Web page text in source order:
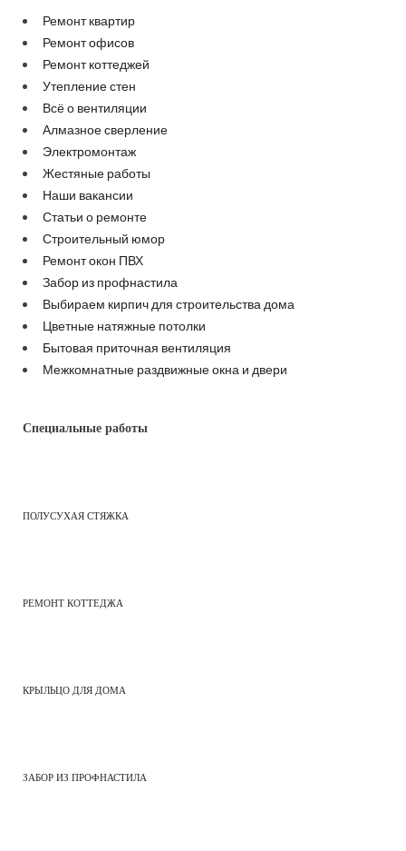
Ремонт квартир
Ремонт офисов
Ремонт коттеджей
Утепление стен
Всё о вентиляции
Алмазное сверление
Электромонтаж
Жестяные работы
Наши вакансии
Статьи о ремонте
Строительный юмор
Ремонт окон ПВХ
Забор из профнастила
Выбираем кирпич для строительства дома
Цветные натяжные потолки
Бытовая приточная вентиляция
Межкомнатные раздвижные окна и двери
Специальные работы
ПОЛУСУХАЯ СТЯЖКА
РЕМОНТ КОТТЕДЖА
КРЫЛЬЦО ДЛЯ ДОМА
ЗАБОР ИЗ ПРОФНАСТИЛА